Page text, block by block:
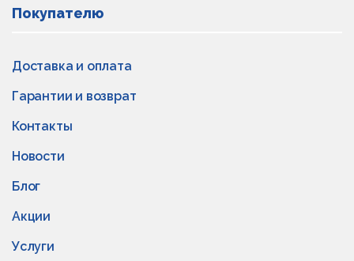
Покупателю
Доставка и оплата
Гарантии и возврат
Контакты
Новости
Блог
Акции
Услуги